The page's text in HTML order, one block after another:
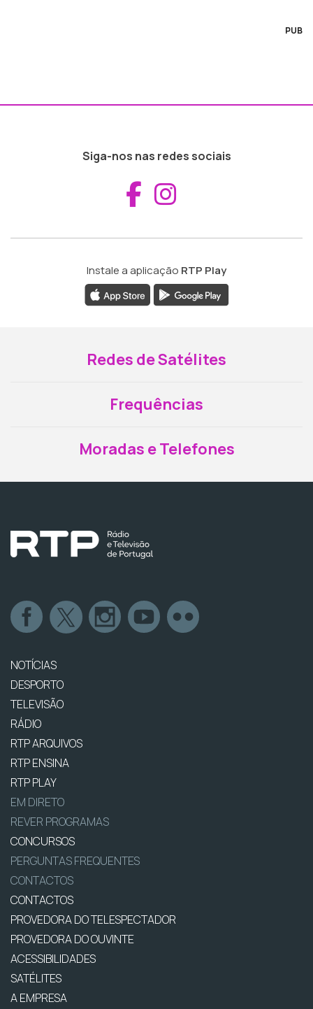
PUB
Siga-nos nas redes sociais
Aceder ao
Instale a aplicação RTP Play
Redes de Satélites
Frequências
Moradas e Telefones
NOTÍCIAS
DESPORTO
TELEVISÃO
RÁDIO
RTP ARQUIVOS
RTP ENSINA
RTP PLAY
EM DIRETO
REVER PROGRAMAS
CONCURSOS
PERGUNTAS FREQUENTES
CONTACTOS
CONTACTOS
PROVEDORA DO TELESPECTADOR
PROVEDORA DO OUVINTE
ACESSIBILIDADES
SATÉLITES
A EMPRESA